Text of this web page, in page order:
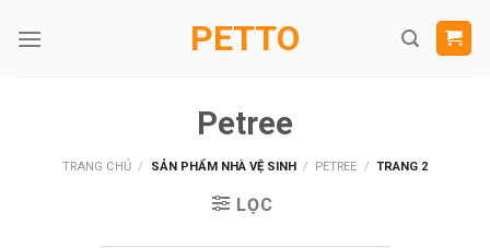
PETTO
Petree
TRANG CHỦ / SẢN PHẨM NHÀ VỆ SINH / PETREE / TRANG 2
LỌC